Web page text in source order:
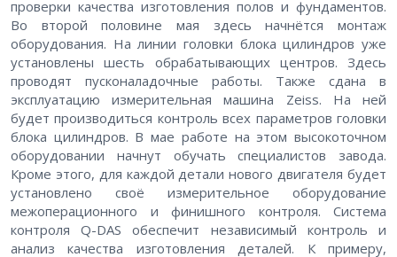
проверки качества изготовления полов и фундаментов.
Во второй половине мая здесь начнётся монтаж
оборудования. На линии головки блока цилиндров уже
установлены шесть обрабатывающих центров. Здесь
проводят пусконаладочные работы. Также сдана в
эксплуатацию измерительная машина Zeiss. На ней
будет производиться контроль всех параметров головки
блока цилиндров. В мае работе на этом высокоточном
оборудовании начнут обучать специалистов завода.
Кроме этого, для каждой детали нового двигателя будет
установлено своё измерительное оборудование
межоперационного и финишного контроля. Система
контроля Q-DAS обеспечит независимый контроль и
анализ качества изготовления деталей. К примеру,